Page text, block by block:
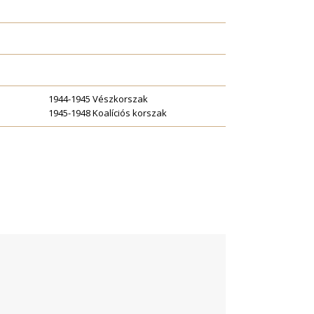
1944-1945 Vészkorszak
1945-1948 Koalíciós korszak